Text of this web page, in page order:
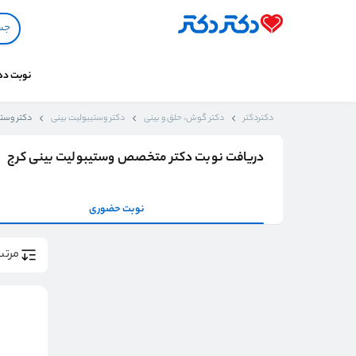
نوبت
دکتردکتر دکتر گوش، حلق و بینی دکتر وستیبولیت بینی دکتر
دریافت نوبت دکتر متخصص وستیبولیت بینی کرج
نوبت حضوری